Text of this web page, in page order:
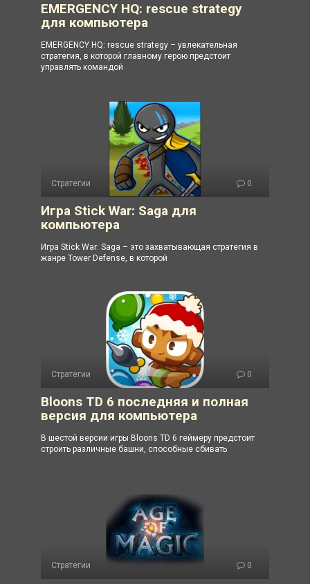
EMERGENCY HQ: rescue strategy
для компьютера
EMERGENCY HQ: rescue strategy – увлекательная
стратегия, в которой главному герою предстоит
управлять командой
Стратегии 0
Игра Stick War: Saga для
компьютера
Игра Stick War: Saga – это захватывающая стратегия в
жанре Tower Defense, в которой
Стратегии 0
Bloons TD 6 последняя и полная
версия для компьютера
В шестой версии игры Bloons TD 6 геймеру предстоит
строить различные башни, способные сбивать
Стратегии 0